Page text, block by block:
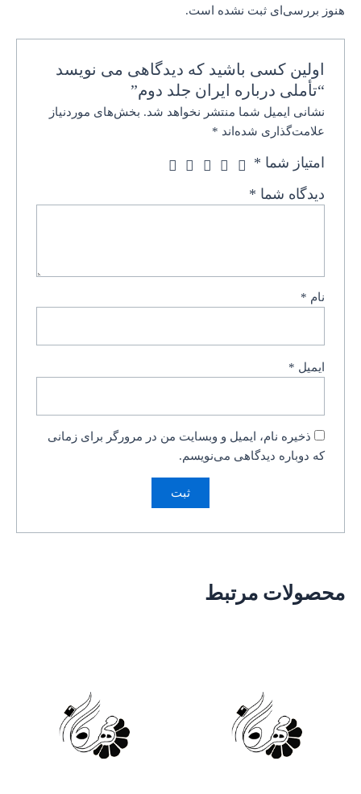
هنوز بررسی‌ای ثبت نشده است.
اولین کسی باشید که دیدگاهی می نویسد
“تأملی درباره ایران جلد دوم”
نشانی ایمیل شما منتشر نخواهد شد. بخش‌های موردنیاز
علامت‌گذاری شده‌اند *
امتیاز شما *
دیدگاه شما *
نام *
ایمیل *
ذخیره نام، ایمیل و وبسایت من در مرورگر برای زمانی
که دوباره دیدگاهی می‌نویسم.
محصولات مرتبط